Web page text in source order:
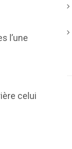
l’une
celui